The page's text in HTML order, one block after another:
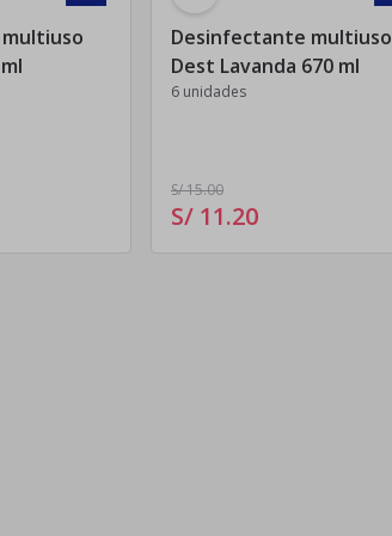
Desinfectante multiuso
Dest Lavanda 670 ml
6 unidades
S/ 15.00
S/ 11.20